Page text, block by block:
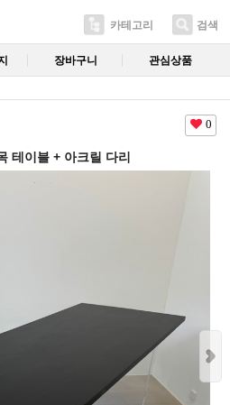
카테고리 검색
장바구니 관심상품
0
테이블 + 아크릴 다리